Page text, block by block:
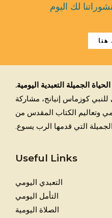
لك اليوم
الحياة الجميلة التعبدية اليومية.
كوزماس إنيانج، مشاركة
وتعاليم الكتاب المقدس من
التي قدمها الرب يسوع.
Useful Links
التعبدي اليومي
التأمل اليومي
الصلاة اليومية